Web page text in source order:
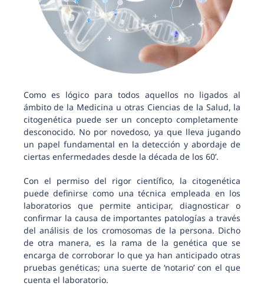
Como es lógico para todos aquellos no ligados al
ámbito de la Medicina u otras Ciencias de la Salud, la
citogenética puede ser un concepto completamente
desconocido. No por novedoso, ya que lleva jugando
un papel fundamental en la detección y abordaje de
ciertas enfermedades desde la década de los 60’.
Con el permiso del rigor científico, la citogenética
puede definirse como una técnica empleada en los
laboratorios que permite anticipar, diagnosticar o
confirmar la causa de importantes patologías a través
del análisis de los cromosomas de la persona. Dicho
de otra manera, es la rama de la genética que se
encarga de corroborar lo que ya han anticipado otras
pruebas genéticas; una suerte de ‘notario’ con el que
cuenta el laboratorio.